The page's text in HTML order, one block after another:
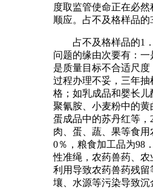
度取监管使命正在必
顺应。占不及格样品的
占不及格样品的1．
问题的缘由次要有：
是质量目标不合适尺
过程办理不妥，三年抽
格；如乳成品和婴长儿
聚氰胺、小麦粉中的黄
蛋成品中的苏丹红等，
肉、蛋、蔬、果等食用
0％，粮食加工品为98
性准绳，农药兽药、
利用导致农药兽药残留
壤、水源等污染导致沉